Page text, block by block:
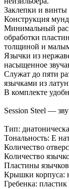
Заклепки и
Конструкция
Минимальный
обработки
толщиной и
Язычки из
насыщенное
Служат до пяти
язычками из
В комплекте
Session Steel —
Тип:
Тональность: E
Количество
Количество
Пластины
Крышки корпуса:
Гребенка: